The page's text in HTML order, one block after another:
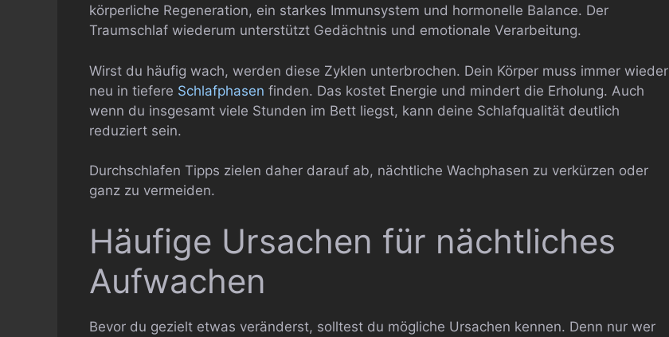
körperliche Regeneration, ein starkes Immunsystem und hormonelle Balance. Der
Traumschlaf wiederum unterstützt Gedächtnis und emotionale Verarbeitung.
Wirst du häufig wach, werden diese Zyklen unterbrochen. Dein Körper muss immer wieder
neu in tiefere Schlafphasen finden. Das kostet Energie und mindert die Erholung. Auch
wenn du insgesamt viele Stunden im Bett liegst, kann deine Schlafqualität deutlich
reduziert sein.
Durchschlafen Tipps zielen daher darauf ab, nächtliche Wachphasen zu verkürzen oder
ganz zu vermeiden.
Häufige Ursachen für nächtliches
Aufwachen
Bevor du gezielt etwas veränderst, solltest du mögliche Ursachen kennen. Denn nur wer